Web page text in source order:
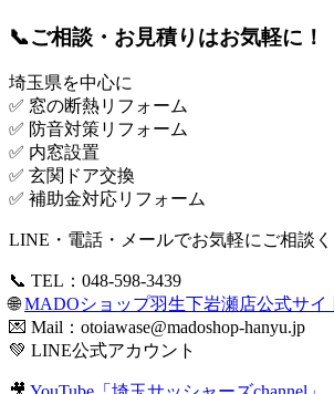
📞ご相談・お見積りはお気軽に！
埼玉県を中心に
✅ 窓の断熱リフォーム
✅ 防音対策リフォーム
✅ 内窓設置
✅ 玄関ドア交換
✅ 補助金対応リフォーム
LINE・電話・メールでお気軽にご相談
📞 TEL：048-598-3439
🌐MADOショップ羽生下岩瀬店公式サイ
💌 Mail： otoiawase@madoshop-hanyu.jp
💚 LINE公式アカウント